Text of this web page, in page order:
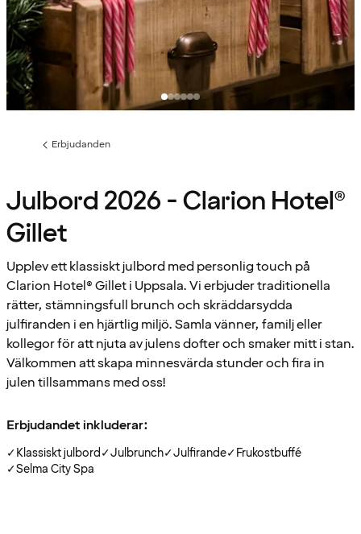
Föregående
Erbjudanden
Julbord 2026 - Clarion Hotel®
Gillet
Upplev ett klassiskt julbord med personlig touch på
Clarion Hotel® Gillet i Uppsala. Vi erbjuder traditionella
rätter, stämningsfull brunch och skräddarsydda
julfiranden i en hjärtlig miljö. Samla vänner, familj eller
kollegor för att njuta av julens dofter och smaker mitt i stan.
Välkommen att skapa minnesvärda stunder och fira in
julen tillsammans med oss!
Erbjudandet inkluderar:
✓Klassiskt julbord✓Julbrunch✓Julfirande✓Frukostbuffé
✓Selma City Spa